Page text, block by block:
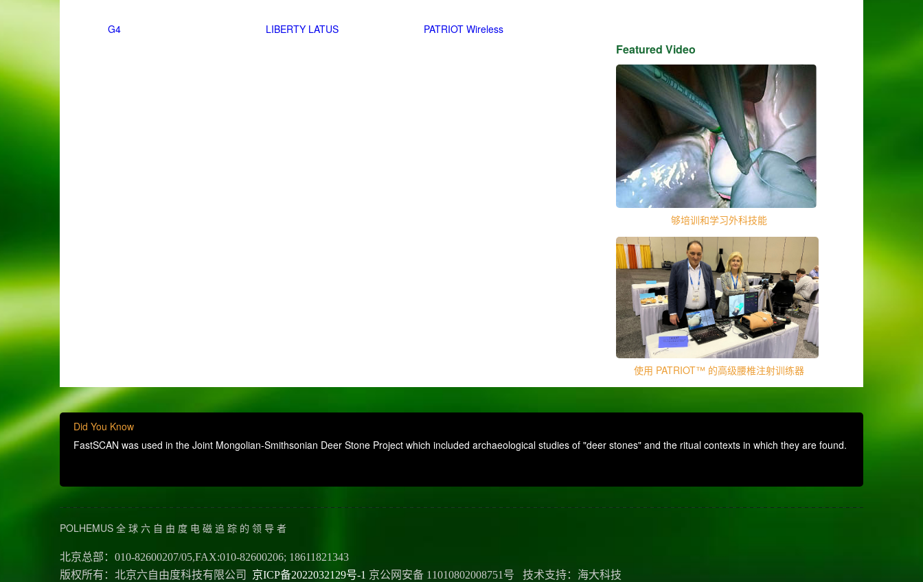
G4 LIBERTY LATUS PATRIOT Wireless
Featured Video
够培训和学习外科技能
使用 PATRIOT™ 的高级腰椎注射训练器
Did You Know
FastSCAN was used in the Joint Mongolian-Smithsonian Deer Stone Project which included archaeological studies of "deer stones" and the ritual contexts in which they are found.
POLHEMUS 全 球 六 自 由 度 电 磁 追 踪 的 领 导 者
北京总部：010-82600207/05,FAX:010-82600206; 18611821343
版权所有：北京六自由度科技有限公司 京ICP备2022032129号-1 京公网安备 11010802008751号 技术支持：海大科技